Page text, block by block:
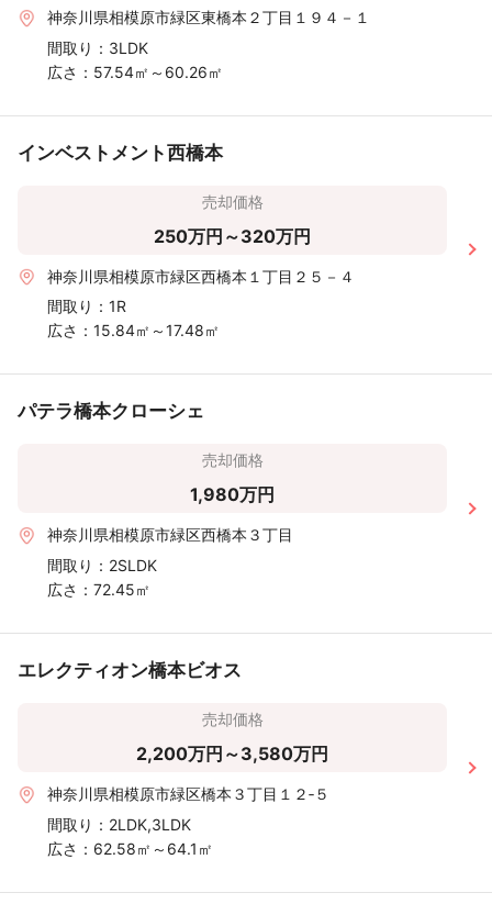
神奈川県相模原市緑区東橋本２丁目１９４－１
間取り： 3LDK
広さ： 57.54㎡～60.26㎡
インベストメント西橋本
売却価格
250万円～320万円
神奈川県相模原市緑区西橋本１丁目２５－４
間取り： 1R
広さ： 15.84㎡～17.48㎡
パテラ橋本クローシェ
売却価格
1,980万円
神奈川県相模原市緑区西橋本３丁目
間取り： 2SLDK
広さ： 72.45㎡
エレクティオン橋本ビオス
売却価格
2,200万円～3,580万円
神奈川県相模原市緑区橋本３丁目１２‐５
間取り： 2LDK,3LDK
広さ： 62.58㎡～64.1㎡